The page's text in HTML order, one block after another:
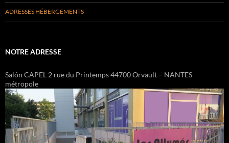
ADRESSES HÉBERGEMENTS
NOTRE ADRESSE
Salón CAPEL 2 rue du Printemps 44700 Orvault – NANTES
métropole